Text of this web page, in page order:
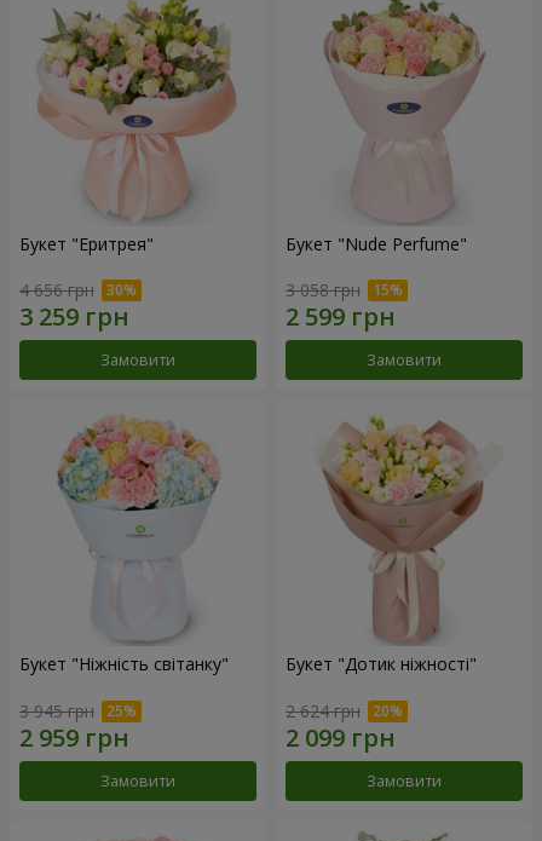
Букет "Еритрея"
4 656 грн
Замовити
Букет "Nude Perfume"
3 058 грн
Замовити
Букет "Ніжність світанку"
3 945 грн
Замовити
Букет "Дотик ніжності"
2 624 грн
Замовити